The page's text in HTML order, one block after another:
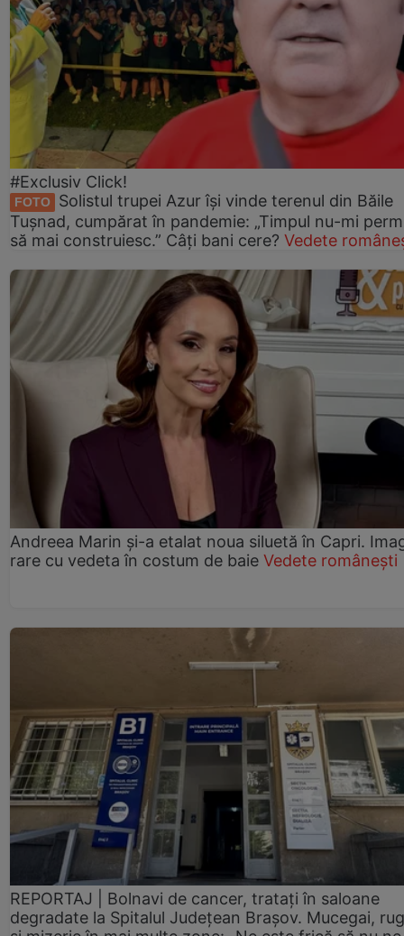
#Exclusiv Click!
FOTO
Solistul trupei Azur își vinde terenul din Băile
Tușnad, cumpărat în pandemie: „Timpul nu-mi
să mai construiesc.” Câți bani cere? Vedete
Andreea Marin și-a etalat noua siluetă în Capri.
rare cu vedeta în costum de baie Vedete românești
REPORTAJ | Bolnavi de cancer, tratați în saloane
degradate la Spitalul Județean Brașov. Mucegai,